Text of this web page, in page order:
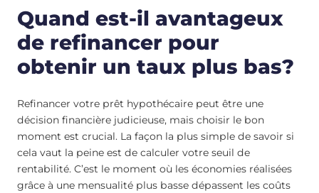
Quand est-il avantageux
de refinancer pour
obtenir un taux plus bas?
Refinancer votre prêt hypothécaire peut être une
décision financière judicieuse, mais choisir le bon
moment est crucial. La façon la plus simple de savoir si
cela vaut la peine est de calculer votre seuil de
rentabilité. C’est le moment où les économies réalisées
grâce à une mensualité plus basse dépassent les coûts